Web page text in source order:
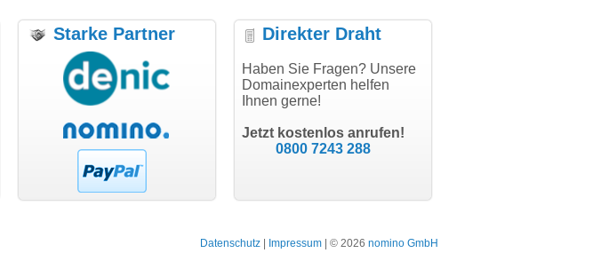
"Ich bin dankbar, meine
Wunschdomain gefunden zu
haben. Die Domain passt für
hundertprozentig."
Janina Köck
Leben im Einklang
leben-im-einklang.de
"Super Abwicklung, vielen
modern software GbR
Landau an der Isar
"Vielen Dank für den
Starke Partner Direkter Draht
Haben Sie Fragen? Unsere
Domainexperten helfen
Ihnen gerne!
Jetzt kostenlos anrufen!
0800 7243 288
Datenschutz Impressum | © 2026 nomino GmbH